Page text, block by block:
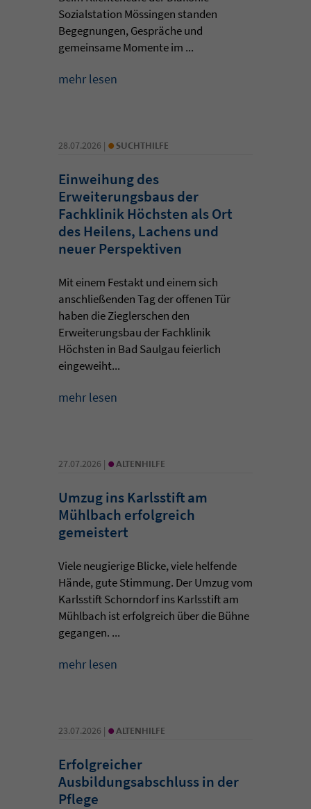
Sozialstation Mössingen standen
Begegnungen, Gespräche und
gemeinsame Momente im ...
mehr lesen
28.07.2026 | • SUCHTHILFE
Einweihung des
Erweiterungsbaus der
Fachklinik Höchsten als Ort
des Heilens, Lachens und
neuer Perspektiven
Mit einem Festakt und einem sich
anschließenden Tag der offenen Tür
haben die Zieglerschen den
Erweiterungsbau der Fachklinik
Höchsten in Bad Saulgau feierlich
eingeweiht...
mehr lesen
27.07.2026 | • ALTENHILFE
Umzug ins Karlsstift am
Mühlbach erfolgreich
gemeistert
Viele neugierige Blicke, viele helfende
Hände, gute Stimmung. Der Umzug vom
Karlsstift Schorndorf ins Karlsstift am
Mühlbach ist erfolgreich über die Bühne
gegangen. ...
mehr lesen
23.07.2026 | • ALTENHILFE
Erfolgreicher
Ausbildungsabschluss in der
Pflege